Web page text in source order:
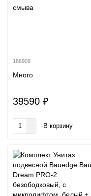
смыва
186909
Много
39590 ₽
В корзину